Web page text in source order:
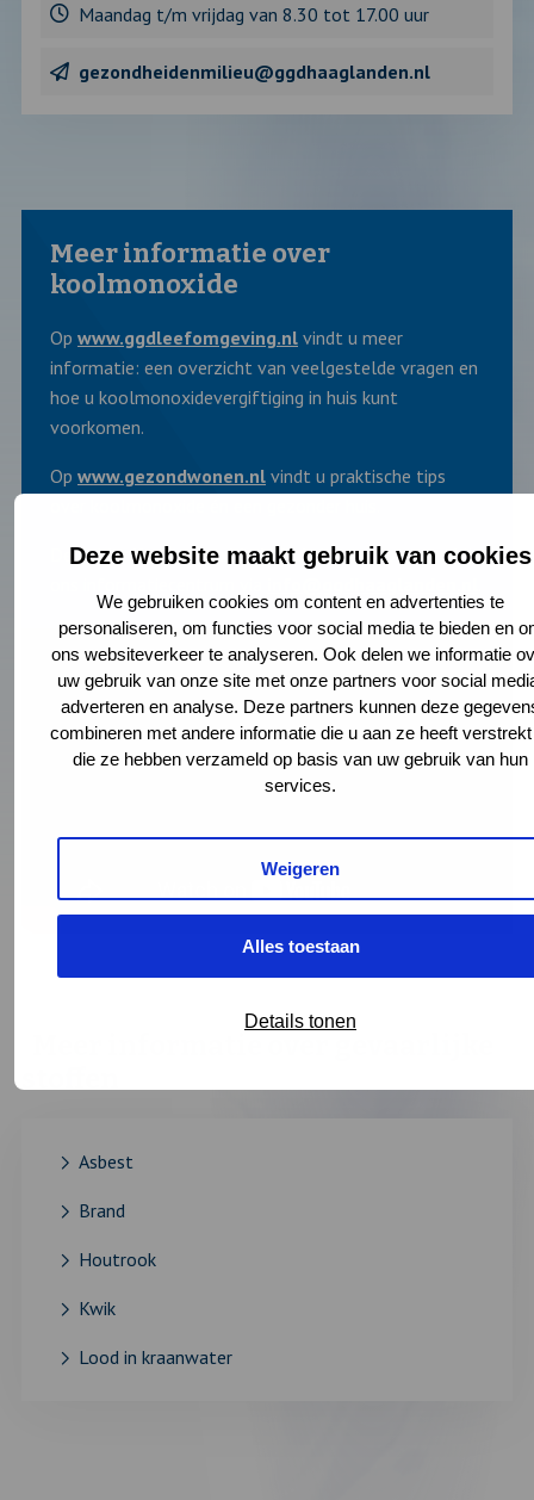
Deze website maakt gebruik van cookies
We gebruiken cookies om content en advertenties te
personaliseren, om functies voor social media te bieden en
ons websiteverkeer te analyseren. Ook delen we informatie
uw gebruik van onze site met onze partners voor social
adverteren en analyse. Deze partners kunnen deze
combineren met andere informatie die u aan ze heeft
die ze hebben verzameld op basis van uw gebruik van hun
services.
Weigeren
Alles toestaan
Details tonen
Maandag t/m vrijdag van 8.30 tot 17.00 uur
gezondheidenmilieu@ggdhaaglanden.nl
Meer informatie over
koolmonoxide
Op www.ggdleefomgeving.nl vindt u meer
informatie: een overzicht van veelgestelde vragen en
hoe u koolmonoxidevergiftiging in huis kunt
voorkomen.
Op www.gezondwonen.nl vindt u praktische tips
De folderKoolmonoxide in huiskunt u opvragen bij
Asbest
Brand
Houtrook
Kwik
Lood in kraanwater